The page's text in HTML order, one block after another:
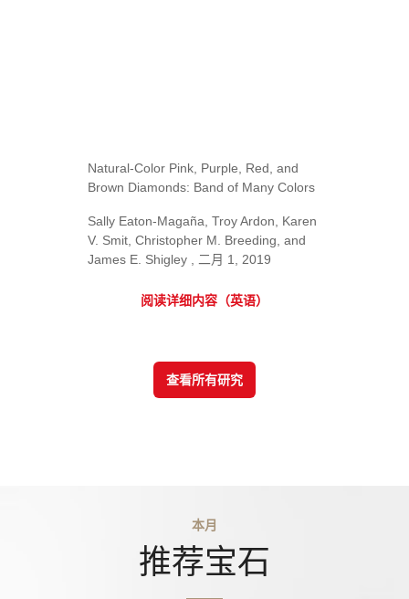
Natural-Color Pink, Purple, Red, and
Brown Diamonds: Band of Many Colors
Sally Eaton-Magaña, Troy Ardon, Karen
V. Smit, Christopher M. Breeding, and
James E. Shigley , 二月 1, 2019
阅读详细内容（英语）
查看所有研究
本月
推荐宝石